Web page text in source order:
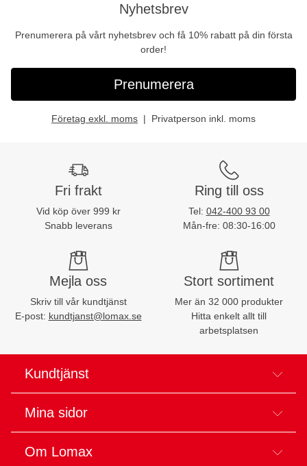
Nyhetsbrev
Prenumerera på vårt nyhetsbrev och få 10% rabatt på din första
order!
Prenumerera
Företag exkl. moms Privatperson inkl. moms
Fri frakt
Vid köp över 999 kr
Snabb leverans
Ring till oss
Tel: 042-400 93 00
Mån-fre: 08:30-16:00
Mejla oss
Skriv till vår kundtjänst
E-post: kundtjanst@lomax.se
Stort sortiment
Mer än 32 000 produkter
Hitta enkelt allt till
arbetsplatsen
Kundtjänst
Mina sidor
Om Lomax